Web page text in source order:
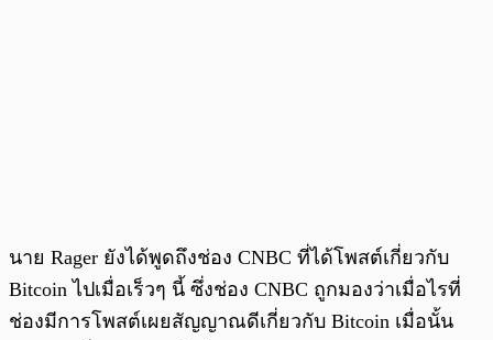
นาย Rager ยังได้พูดถึงช่อง CNBC ที่ได้โพสต์เกี่ยวกับ
Bitcoin ไปเมื่อเร็วๆ นี้ ซึ่งช่อง CNBC ถูกมองว่าเมื่อไรที่
ช่องมีการโพสต์เผยสัญญาณดีเกี่ยวกับ Bitcoin เมื่อนั้น